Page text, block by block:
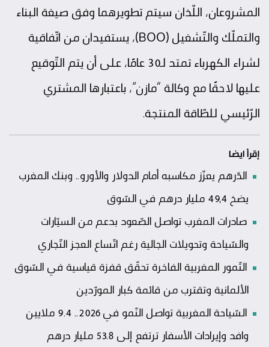
المشروعان، اللّذان سيتم تطويرهما وفق صيغة البناء
والتملّك والتّشغيل (BOO)، يستفيدان من اتّفاقية
لشراء الكهرباء تمتد لـ30 عامًا، على أن يتم التّوقيع
عليها لاحقًا مع وكالة “مازن”، باعتبارها المشتري
الرّئيسي للطّاقة المنتجة.
إقرأ ايضا
الدّرهم يعزّز مكاسبه أمام الدولار والأورو.. وبنك المغرب
يضخ 49,4 مليار درهم في السّوق
صادرات المغرب تواصل الصّعود بدعم من السيّارات
والسّياحة وتحويلات الجالية رغم اتّساع العجز التّجاري
التّمور المغربية الفاخرة تحقّق قفزة قياسية في السّوق
الألمانية وتقترب من قائمة كبار المورّدين
السّياحة المغربية تواصل النّمو في 2026.. 9.4 ملايين
وافد وإيرادات الأسفار ترتفع إلى 53.8 مليار درهم